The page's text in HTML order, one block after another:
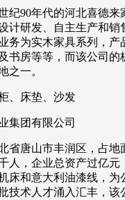
纪90年代的河北喜德来
计研发、自主生产和销
务为实木家具系列，产
书房等等，而该公司的
之一。
、床垫、沙发
集团有限公司
省唐山市丰润区，占地
人，企业总资产过亿元
床和意大利油漆线，为
技术人才涌入汇丰，该